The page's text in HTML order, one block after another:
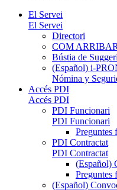
El Servei
El Servei
Directori
COM ARRIBAR
Bústia de
(Español) i-
Nómina y
Accés PDI
Accés PDI
PDI Funcionari
PDI Funcionari
Preguntes
PDI Contractat
PDI Contractat
(Español)
Preguntes
(Español)